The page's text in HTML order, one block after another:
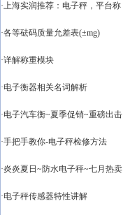
·上海实润推荐：电子秤，平台称
·各等砝码质量允差表(±mg)
·详解称重模块
·电子衡器相关名词解析
·电子汽车衡~夏季促销~重磅出击
·手把手教你-电子秤检修方法
·炎炎夏日~防水电子秤~七月热卖
·电子秤传感器特性讲解